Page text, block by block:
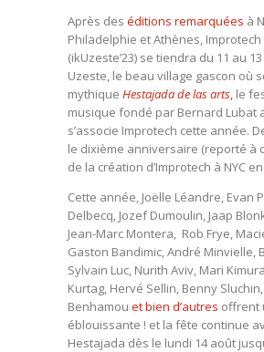
Après des éditions remarquées à
Philadelphie et Athènes, Improtech
(ikUzeste’23) se tiendra du 11 au
Uzeste, le beau village gascon où
mythique Hestajada de las arts, le
musique fondé par Bernard Lubat
s’associe Improtech cette année.
le dixième anniversaire (reporté à
de la création d’Improtech à NYC en
Cette année, Joëlle Léandre, Evan
Delbecq, Jozef Dumoulin, Jaap
Jean-Marc Montera, Rob Frye,
Gaston Bandimic, André Minvielle,
Sylvain Luc, Nurith Aviv, Mari
Kurtag, Hervé Sellin, Benny
Benhamou et bien d’autres offrent
éblouissante ! et la fête continue
Hestajada dès le lundi 14 août